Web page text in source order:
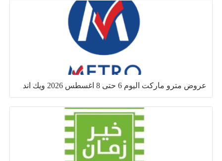
عروض مترو ماركت اليوم 6 حتى 8 اغسطس 2026 ويك اند